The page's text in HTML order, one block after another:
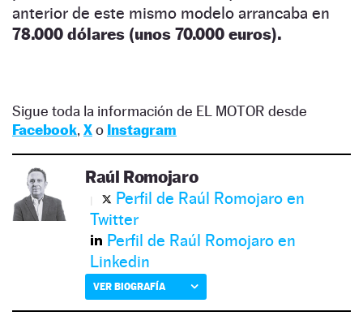
anterior de este mismo modelo arrancaba en
78.000 dólares (unos 70.000 euros).
Sigue toda la información de EL MOTOR desde
Facebook, Xo Instagram
Raúl Romojaro
Perfil de Raúl Romojaro en
Twitter
Perfil de Raúl Romojaro en
Linkedin
VER BIOGRAFÍA